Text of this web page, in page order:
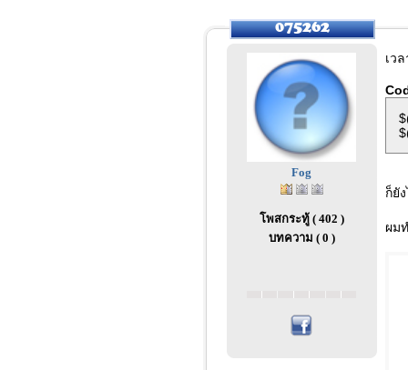
Fog
โพสกระทู้ ( 402 )
บทความ ( 0 )
เว
ก็ยั
ผม